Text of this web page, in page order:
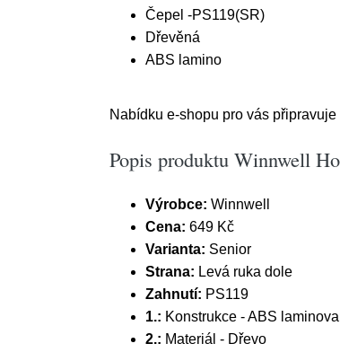
Čepel -PS119(SR)
Dřevěná
ABS lamino
Nabídku e-shopu pro vás
Popis produktu Winnwell
Výrobce: Winnwell
Cena: 649 Kč
Varianta: Senior
Strana: Levá ruka dole
Zahnutí: PS119
1.: Konstrukce - ABS
2.: Materiál - Dřevo